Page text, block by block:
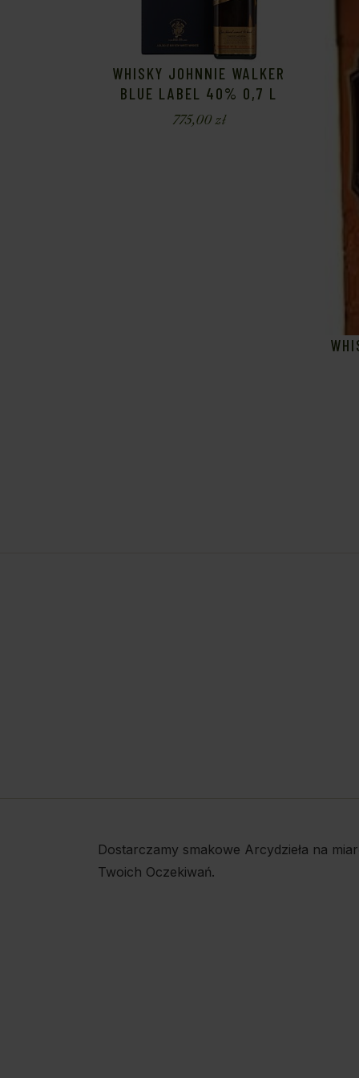
WHISKY JOHNNIE WALKER
BLUE LABEL 40% 0,7 L
775,00zł
Dostarczamy smakowe Arcydzieła na
Twoich Oczekiwań.